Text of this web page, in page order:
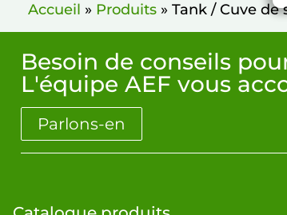
Accueil » Produits » Tank / Cuve de
Besoin de conseils
L'équipe AEF vous
Parlons-en